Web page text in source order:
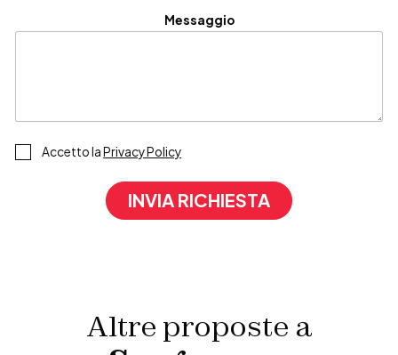
Messaggio
P
Accetto laPrivacy Policy
INVIA RICHIESTA
Altre proposte a